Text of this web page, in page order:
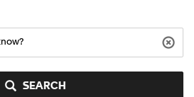
SEARCH